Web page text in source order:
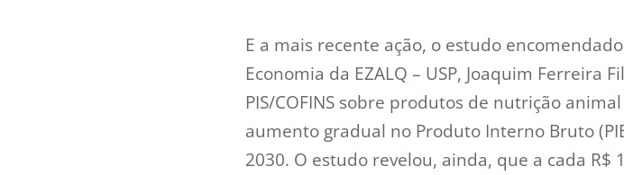
E a mais recente ação, o estudo
Economia da EZALQ – USP, Joaquim Ferreira
PIS/COFINS sobre produtos de nutrição
aumento gradual no Produto Interno Bruto
2030. O estudo revelou, ainda, que a cada R$